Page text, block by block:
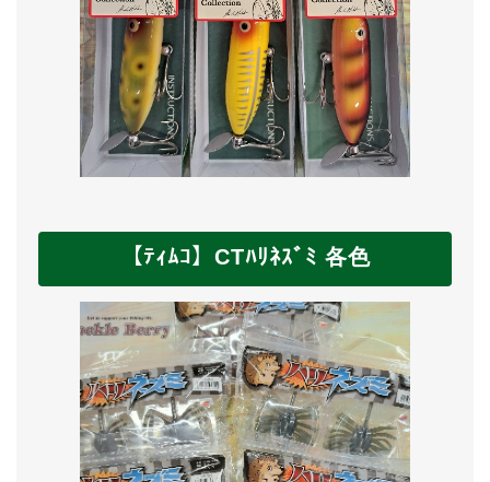
【ﾃｨﾑｺ】CTﾊﾘﾈｽﾞﾐ 各色